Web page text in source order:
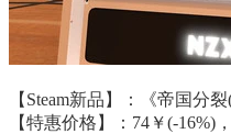
【Steam新品】：《帝国分裂
【特惠价格】：74￥(-16%)